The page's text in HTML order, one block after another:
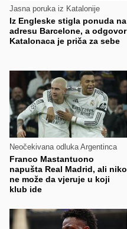
Jasna poruka iz Katalonije
Iz Engleske stigla ponuda na
adresu Barcelone, a odgovor
Katalonaca je priča za sebe
Neočekivana odluka Argentinca
Franco Mastantuono
napušta Real Madrid, ali niko
ne može da vjeruje u koji
klub ide